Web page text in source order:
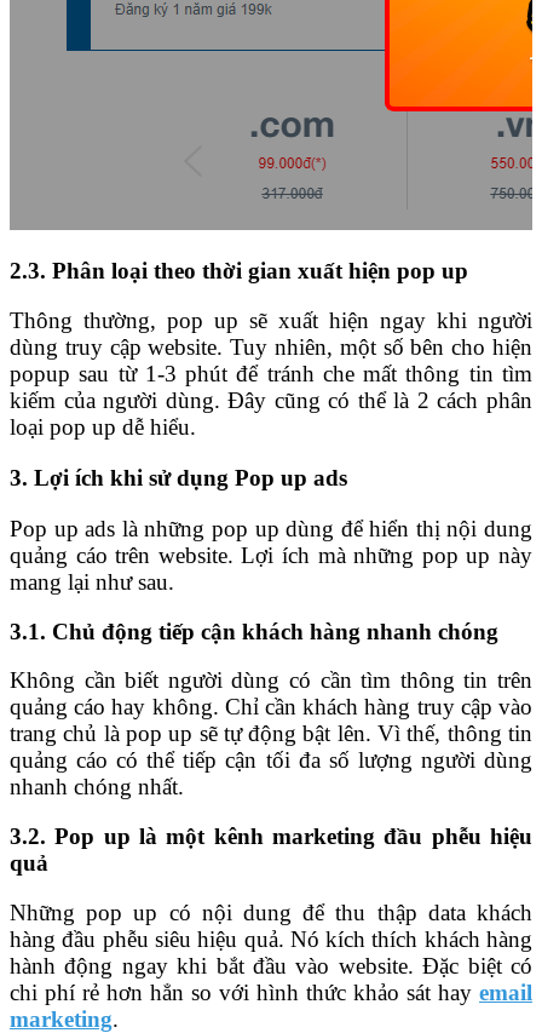
2.3. Phân loại theo thời gian xuất hiện pop up
Thông thường, pop up sẽ xuất hiện ngay khi người
dùng truy cập website. Tuy nhiên, một số bên cho hiện
popup sau từ 1-3 phút để tránh che mất thông tin tìm
kiếm của người dùng. Đây cũng có thể là 2 cách phân
loại pop up dễ hiểu.
3. Lợi ích khi sử dụng Pop up ads
Pop up ads là những pop up dùng để hiển thị nội dung
quảng cáo trên website. Lợi ích mà những pop up này
mang lại như sau.
3.1. Chủ động tiếp cận khách hàng nhanh chóng
Không cần biết người dùng có cần tìm thông tin trên
quảng cáo hay không. Chỉ cần khách hàng truy cập vào
trang chủ là pop up sẽ tự động bật lên. Vì thế, thông tin
quảng cáo có thể tiếp cận tối đa số lượng người dùng
nhanh chóng nhất.
3.2. Pop up là một kênh marketing đầu phễu hiệu
quả
Những pop up có nội dung để thu thập data khách
hàng đầu phễu siêu hiệu quả. Nó kích thích khách hàng
hành động ngay khi bắt đầu vào website. Đặc biệt có
chi phí rẻ hơn hẳn so với hình thức khảo sát hay email
marketing.